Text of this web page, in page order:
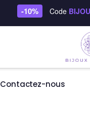
-10% Code
Contactez-nous